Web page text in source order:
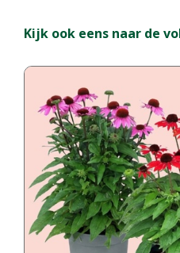
Kijk ook eens naar de